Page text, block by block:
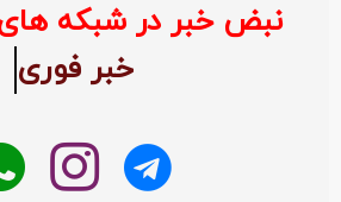
نبض خبر در شبکه
خبر فوری